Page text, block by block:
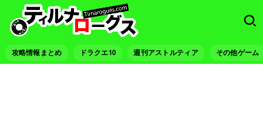
攻略情報まとめ ドラクエ10 週刊アストルティア その他ゲーム